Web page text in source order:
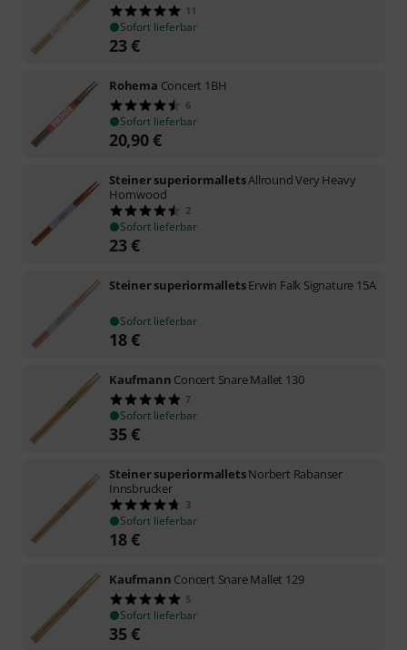
11
Sofort lieferbar
23€
Rohema Concert 1BH
6
Sofort lieferbar
20,90€
Steiner superiormalletsAllround Very Heavy
Hornwood
2
Sofort lieferbar
23€
Steiner superiormalletsErwin Falk Signature 15A
Sofort lieferbar
18€
Kaufmann Concert Snare Mallet 130
7
Sofort lieferbar
35€
Steiner superiormalletsNorbert Rabanser
Innsbrucker
3
Sofort lieferbar
18€
Kaufmann Concert Snare Mallet 129
5
Sofort lieferbar
35€